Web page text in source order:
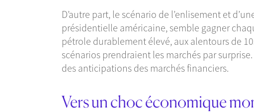
D’autre part, le scénario de l’enlisement et
présidentielle américaine, semble gagner
pétrole durablement élevé, aux alentours de
scénarios prendraient les marchés par
des anticipations des marchés financiers.
Vers un choc économique